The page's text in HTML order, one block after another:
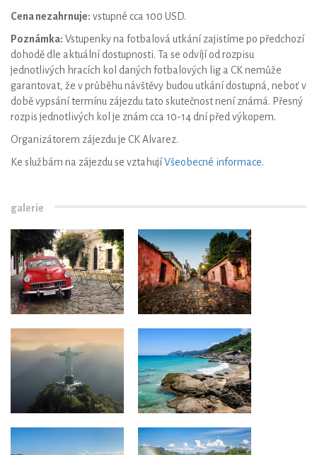
Cena nezahrnuje: vstupné cca 100 USD.
Poznámka: Vstupenky na fotbalová utkání zajistíme po předchozí
dohodě dle aktuální dostupnosti. Ta se odvíjí od rozpisu
jednotlivých hracích kol daných fotbalových lig a CK nemůže
garantovat, že v průběhu návštěvy budou utkání dostupná, neboť v
době vypsání termínu zájezdu tato skutečnost není známá. Přesný
rozpis jednotlivých kol je znám cca 10-14 dní před výkopem.
Organizátorem zájezdu je CK Alvarez.
Ke službám na zájezdu se vztahujíVšeobecné informace.
galerie